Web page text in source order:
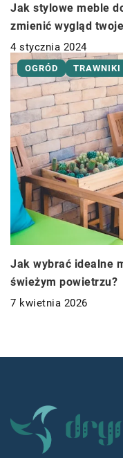
Jak stylowe meble
zmienić wygląd
4 stycznia 2024
OGRÓD TRAWNIKI
Jak wybrać idealne
świeżym powietrzu?
7 kwietnia 2026